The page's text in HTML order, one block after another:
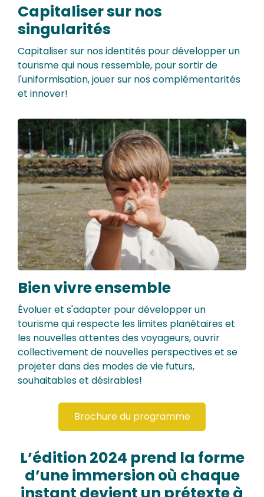
Capitaliser sur nos
singularités
Capitaliser sur nos identités pour développer un
tourisme qui nous ressemble, pour sortir de
l'uniformisation, jouer sur nos complémentarités
et innover!
Bien vivre ensemble
Évoluer et s'adapter pour développer un
tourisme qui respecte les limites planétaires et
les nouvelles attentes des voyageurs, ouvrir
collectivement de nouvelles perspectives et se
projeter dans des modes de vie futurs,
souhaitables et désirables!
Brochure du programme
L’édition 2024 prend la forme
d’une immersion où chaque